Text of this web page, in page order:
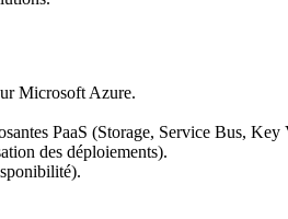
Microsoft Azure.
PaaS (Storage, Service Bus, Key
des déploiements).